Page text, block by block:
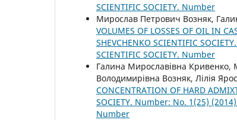
SCIENTIFIC SOCIETY. Number
Мирослав Петрович Возняк,
VOLUMES OF LOSSES OF OIL IN
SHEVCHENKO SCIENTIFIC
SCIENTIFIC SOCIETY. Number
Галина Мирославівна Кривенко,
Володимирівна Возняк, Лілія
CONCENTRATION OF HARD
SOCIETY. Number: No. 1(25) (2014):
Number